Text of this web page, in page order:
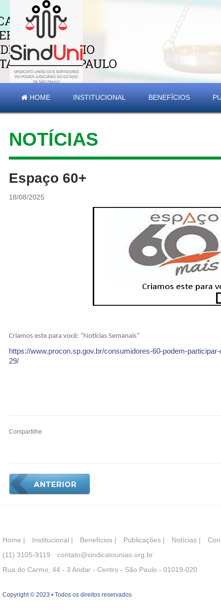
HOME INSTITUCIONAL BENEFÍCIOS
NOTÍCIAS
Espaço 60+
18/08/2025
Criamos este para você: “Notícias Semanais”
https://www.procon.sp.gov.br/consumidores-60-podem-
29/
Compartilhe
Home | Institucional | Benefícios | Publicações | Notícias |
(11) 3105-9119
contato@sindicatouniao.org.br
Rua do Carmo, 44 - 3 Andar - Centro - São Paulo - 01019-020
Copyright © 2023 • Todos os direitos reservados